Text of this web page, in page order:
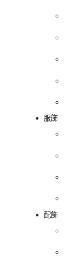
服飾
配飾